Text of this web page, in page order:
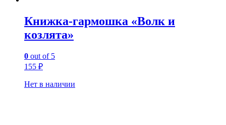
Книжка-гармошка «Волк и
козлята»
0 out of 5
155 ₽
Нет в наличии